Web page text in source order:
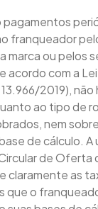
pagamentos
franqueador
marca ou pelos
acordo com a
2019),
ao tipo de
nem
de cálculo. A
de Oferta
claramente as
que o